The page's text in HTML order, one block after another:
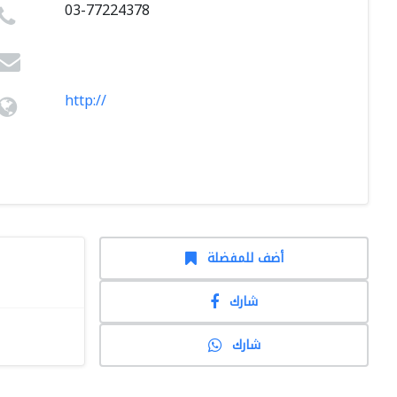
03-77224378
http://
أضف للمفضلة
شارك
شارك